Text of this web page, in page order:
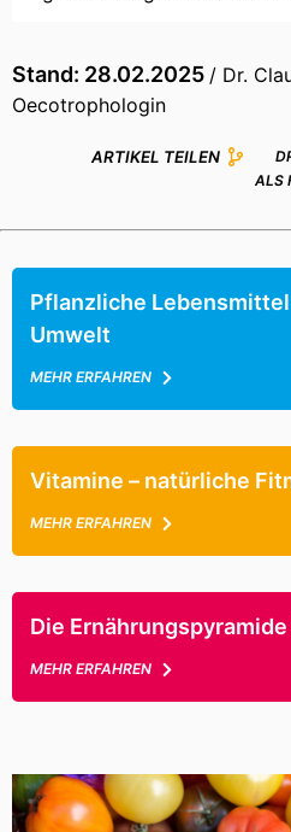
Stand: 28.02.2025 / Dr.
Oecotrophologin
ARTIKEL TEILEN
ALS
Pflanzliche
Umwelt
MEHR ERFAHREN
Vitamine – natürliche
MEHR ERFAHREN
Die
MEHR ERFAHREN